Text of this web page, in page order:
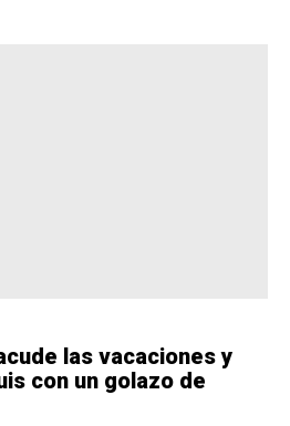
las vacaciones y
con un golazo de